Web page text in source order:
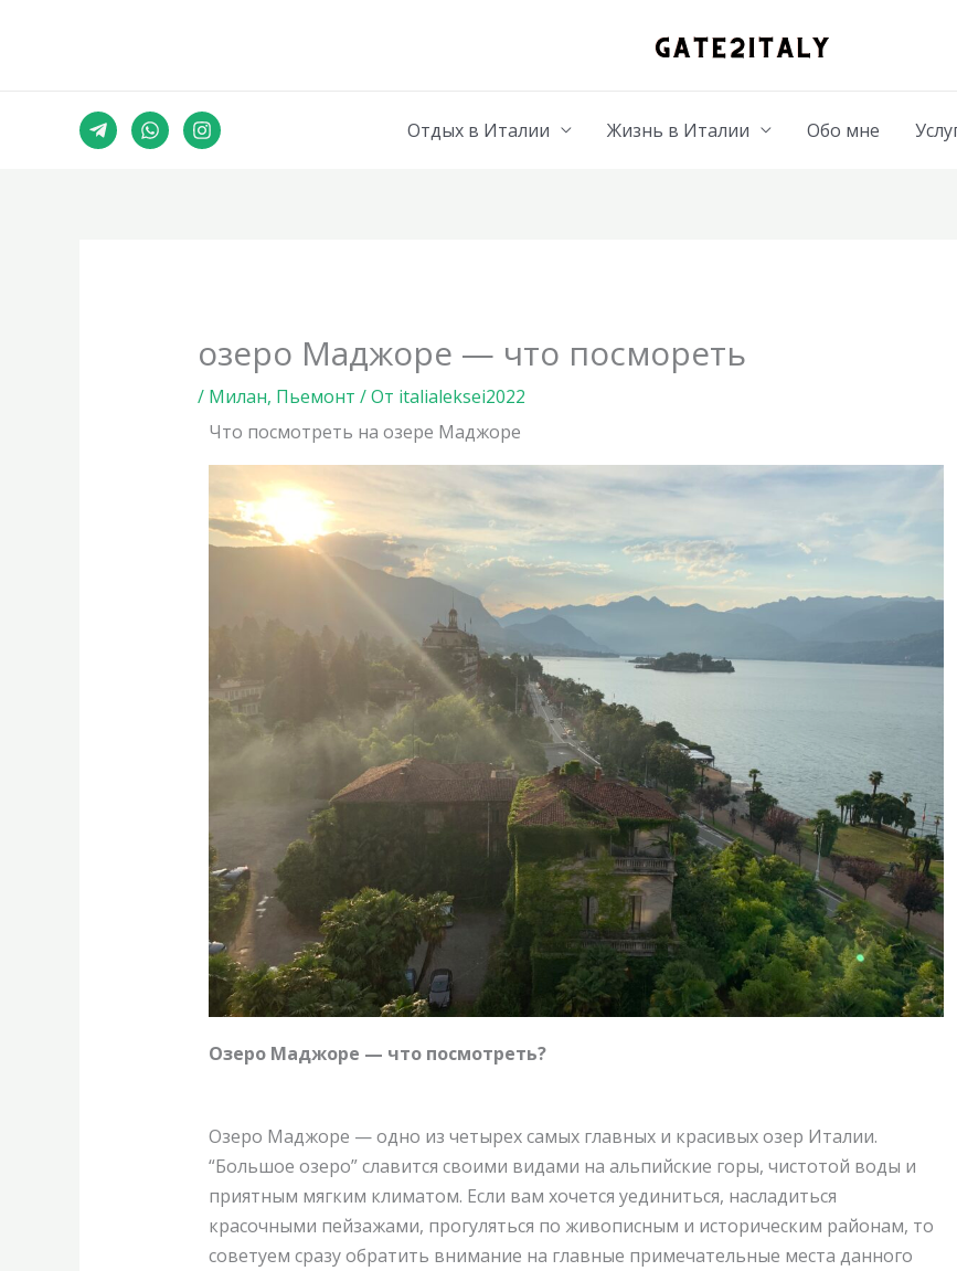
Отдых в Италии Жизнь в Италии Обо мне
озеро Маджоре — что посмореть
/ Милан, Пьемонт / От italialeksei2022
Что посмотреть на озере Маджоре
Озеро Маджоре — что посмотреть?
Озеро Маджоре — одно из четырех самых главных и красивых озер Италии.
“Большое озеро” славится своими видами на альпийские горы, чистотой воды и
приятным мягким климатом. Если вам хочется уединиться, насладиться
красочными пейзажами, прогуляться по живописным и историческим районам, то
советуем сразу обратить внимание на главные примечательные места данного